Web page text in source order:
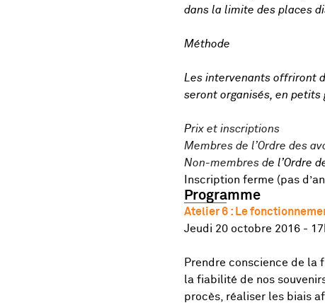
dans la limite des places
Méthode
Les intervenants offriront
seront organisés, en petits
Prix et inscriptions
Membres de l’Ordre des
Non-membres de l’Ordre
Inscription ferme (pas
Programme
Atelier 6 : Le
Jeudi 20 octobre 2016 -
Prendre conscience de la
la fiabilité de nos
procès, réaliser les biais